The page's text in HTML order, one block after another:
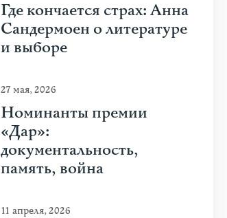
Где кончается страх: Анна
Сандермоен о литературе
и выборе
27 мая, 2026
Номинанты премии
«Дар»:
документальность,
память, война
11 апреля, 2026